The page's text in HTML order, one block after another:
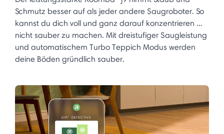
Schmutz besser auf als jeder andere Saugroboter. So
kannst du dich voll und ganz darauf konzentrieren ...
nicht sauber zu machen. Mit dreistufiger Saugleistung
und automatischem Turbo Teppich Modus werden
deine Böden gründlich sauber.